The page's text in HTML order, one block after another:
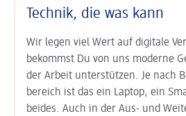
Technik, die was kann
Wir legen viel Wert auf digitale
bekommst Du von uns moderne
der Arbeit unter­stützen. Je nach
bereich ist das ein Laptop, ein
beides. Auch in der Aus- und